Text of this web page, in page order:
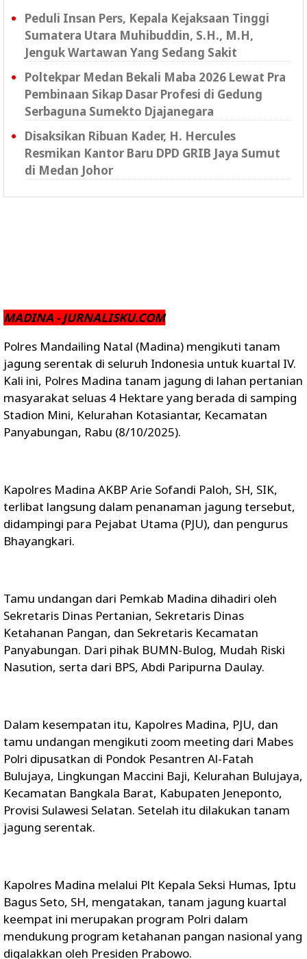
Peduli Insan Pers, Kepala Kejaksaan Tinggi
Sumatera Utara Muhibuddin, S.H., M.H,
Jenguk Wartawan Yang Sedang Sakit
Poltekpar Medan Bekali Maba 2026 Lewat Pra
Pembinaan Sikap Dasar Profesi di Gedung
Serbaguna Sumekto Djajanegara
Disaksikan Ribuan Kader, H. Hercules
Resmikan Kantor Baru DPD GRIB Jaya Sumut
di Medan Johor
MADINA - JURNALISKU.COM
Polres Mandailing Natal (Madina) mengikuti tanam
jagung serentak di seluruh Indonesia untuk kuartal IV.
Kali ini, Polres Madina tanam jagung di lahan pertanian
masyarakat seluas 4 Hektare yang berada di samping
Stadion Mini, Kelurahan Kotasiantar, Kecamatan
Panyabungan, Rabu (8/10/2025).
Kapolres Madina AKBP Arie Sofandi Paloh, SH, SIK,
terlibat langsung dalam penanaman jagung tersebut,
didampingi para Pejabat Utama (PJU), dan pengurus
Bhayangkari.
Tamu undangan dari Pemkab Madina dihadiri oleh
Sekretaris Dinas Pertanian, Sekretaris Dinas
Ketahanan Pangan, dan Sekretaris Kecamatan
Panyabungan. Dari pihak BUMN-Bulog, Mudah Riski
Nasution, serta dari BPS, Abdi Paripurna Daulay.
Dalam kesempatan itu, Kapolres Madina, PJU, dan
tamu undangan mengikuti zoom meeting dari Mabes
Polri dipusatkan di Pondok Pesantren Al-Fatah
Bulujaya, Lingkungan Maccini Baji, Kelurahan Bulujaya,
Kecamatan Bangkala Barat, Kabupaten Jeneponto,
Provisi Sulawesi Selatan. Setelah itu dilakukan tanam
jagung serentak.
Kapolres Madina melalui Plt Kepala Seksi Humas, Iptu
Bagus Seto, SH, mengatakan, tanam jagung kuartal
keempat ini merupakan program Polri dalam
mendukung program ketahanan pangan nasional yang
digalakkan oleh Presiden Prabowo.